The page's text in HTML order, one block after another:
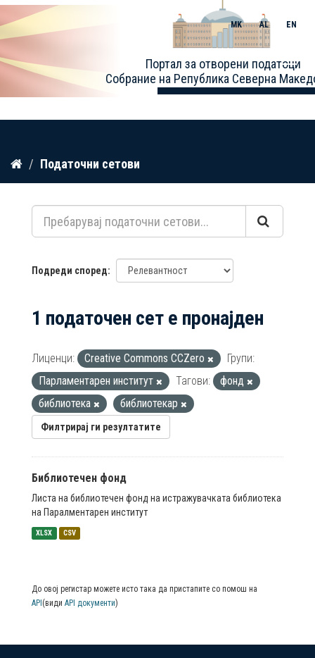
Прескокнете
содржина
Портал за отворени податоци
Собрание на Република Северна
MK AL EN
Toggle
Податочни сетови
Подреди според
1 податочен сет е пронајден
Лиценци: Creative Commons CCZero
Групи:
Парламентарен институт
Тагови:
фонд
библиотека
библиотекар
Филтрирај ги резултатите
Библиотечен фонд
Листа на библиотечен фонд на истражувачката библиотека
на Паралментарен институт
XLSX CSV
До овој регистар можете исто така да пристапите со помош на
API (види API документи)